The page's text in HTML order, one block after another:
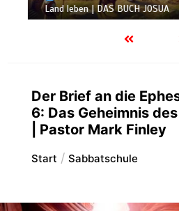
Land leben | DAS BUCH JOSUA
Der Brief an die
6: Das Geheimnis
| Pastor Mark Finley
Start Sabbatschule